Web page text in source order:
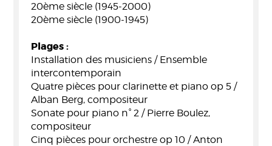
20ème siècle (1945-2000)
20ème siècle (1900-1945)
Plages :
Installation des musiciens / Ensemble
intercontemporain
Quatre pièces pour clarinette et piano op 5 /
Alban Berg, compositeur
Sonate pour piano n° 2 / Pierre Boulez,
compositeur
Cinq pièces pour orchestre op 10 / Anton